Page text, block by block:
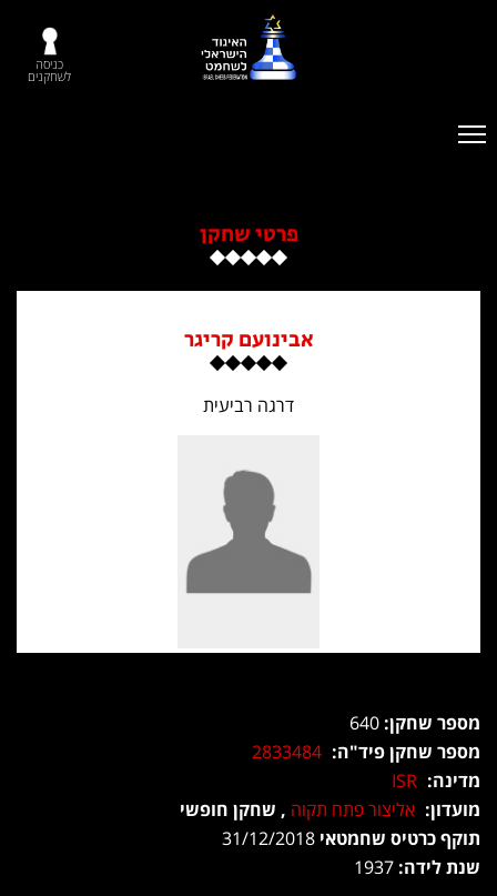
כניסה
לשחקנים
פרטי שחקן
אבינועם קריגר
דרגה רביעית
מספר שחקן:
מספר שחקן פיד"ה: 2833484
מדינה: ISR
מועדון: אליצור פתח תקוה , שחקן חופשי
תוקף כרטיס שחמטאי
שנת לידה: